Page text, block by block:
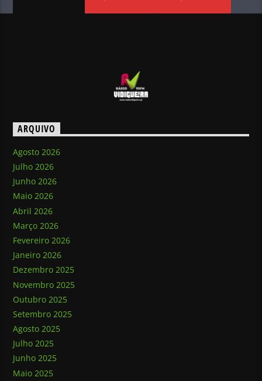
ARQUIVO
Agosto 2026
Julho 2026
Junho 2026
Maio 2026
Abril 2026
Março 2026
Fevereiro 2026
Janeiro 2026
Dezembro 2025
Novembro 2025
Outubro 2025
Setembro 2025
Agosto 2025
Julho 2025
Junho 2025
Maio 2025